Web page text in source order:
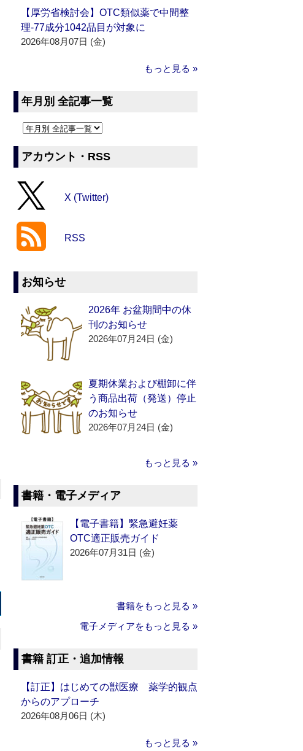
【厚労省検討会】OTC類似薬で中間整
理‐77成分1042品目が対象に
2026年08月07日 (金)
もっと見る »
年月別 全記事一覧
アカウント・RSS
X (Twitter)
RSS
お知らせ
2026年 お盆期間中の休
刊のお知らせ
2026年07月24日 (金)
夏期休業および棚卸に伴
う商品出荷（発送）停止
のお知らせ
2026年07月24日 (金)
もっと見る »
書籍・電子メディア
【電子書籍】緊急避妊薬
OTC適正販売ガイド
2026年07月31日 (金)
書籍をもっと見る »
電子メディアをもっと見る »
書籍 訂正・追加情報
【訂正】はじめての獣医療 薬学的観点
からのアプローチ
2026年08月06日 (木)
もっと見る »